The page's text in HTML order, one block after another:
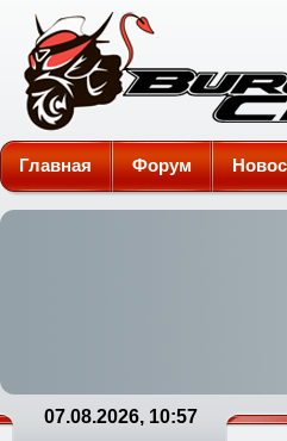
Burgman-Club
Главная Форум
07.08.2026, 10:57